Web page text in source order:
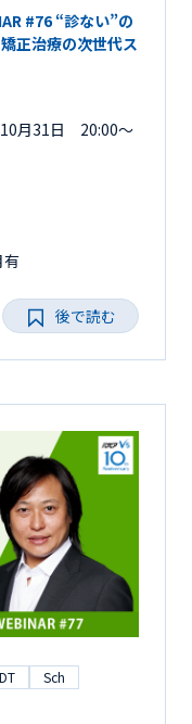
#76 “診ない”の
正治療の次世代ス
月31日 20:00～
有
後で読む
DT Sch